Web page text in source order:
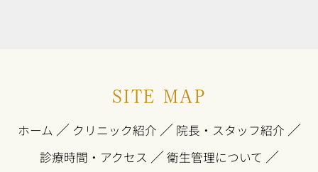
SITE MAP
ホーム ／ クリニック紹介 ／ 院長・スタッフ紹介 ／
診療時間・アクセス ／衛生管理について ／